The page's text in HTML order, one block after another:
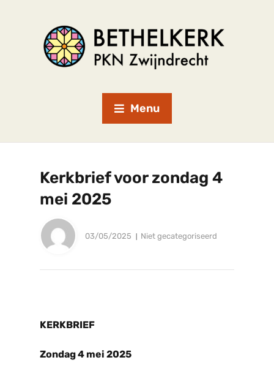
Menu
Kerkbrief voor zondag 4
mei 2025
03/05/2025 Niet gecategoriseerd
KERKBRIEF
Zondag 4 mei 2025